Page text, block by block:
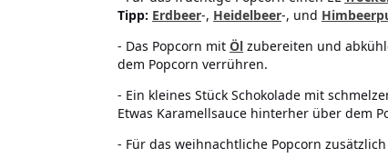
Tipp: Erdbeer-, Heidelbeer-, und
- Das Popcorn mit Öl zubereiten und
dem Popcorn verrühren.
- Ein kleines Stück Schokolade mit
Etwas Karamellsauce hinterher über dem
- Für das weihnachtliche Popcorn